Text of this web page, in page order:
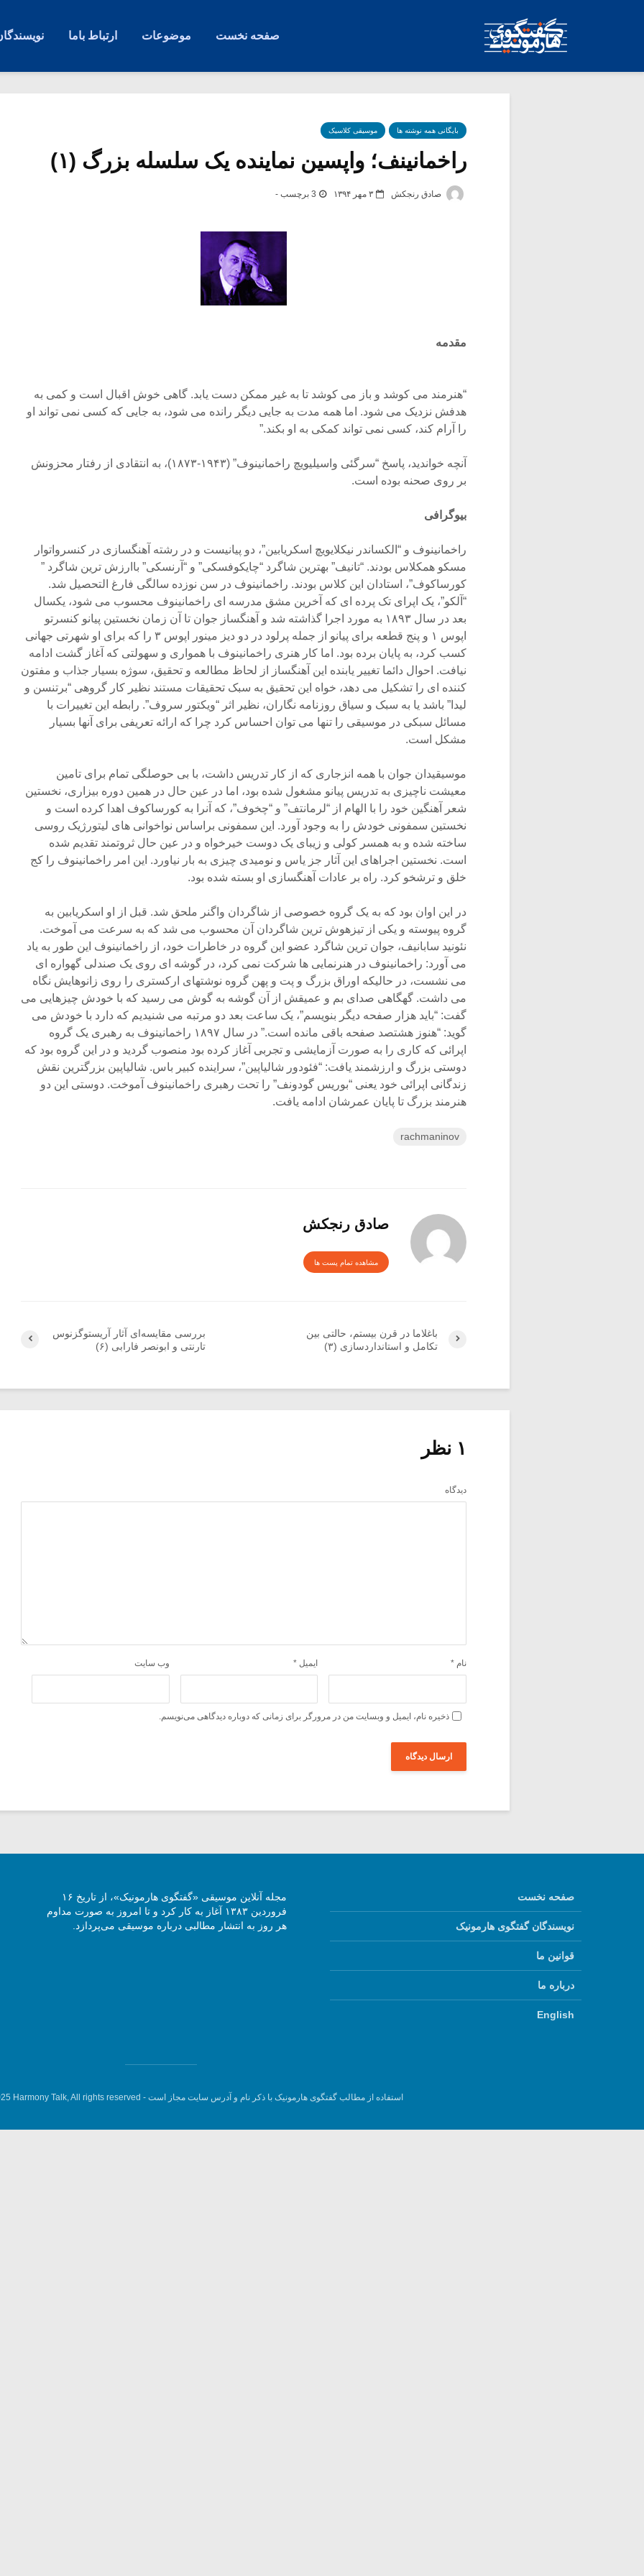
صفحه نخست موضوعات ارتباط باما
بایگانی همه نوشته ها موسیقی کلاسیک
راخمانینف؛ واپسین نماینده یک سلسله بزرگ (۱)
صادق رنجکش ۳ مهر ۱۳۹۴ 3 برچسب -
مقدمه
“هنرمند می کوشد و باز می کوشد تا به غیر ممکن دست یابد. گاهی خوش اقبال است و کمی به
هدفش نزدیک می شود. اما همه مدت به جایی دیگر رانده می شود، به جایی که کسی نمی تواند او
را آرام کند، کسی نمی تواند کمکی به او بکند.”
آنچه خواندید، پاسخ “سرگئی واسیلیویچ راخمانینوف” (۱۹۴۳-۱۸۷۳)، به انتقادی از رفتار محزونش
بر روی صحنه بوده است.
بیوگرافی
راخمانینوف و “الکساندر نیکلایویچ اسکریابین”، دو پیانیست و در رشته آهنگسازی در کنسرواتوار
مسکو همکلاس بودند. “تانیف” بهترین شاگرد “چایکوفسکی” و “آرنسکی” باارزش ترین شاگرد ”
کورساکوف”، استادان این کلاس بودند. راخمانینوف در سن نوزده سالگی فارغ التحصیل شد.
“آلکو”، یک اپرای تک پرده ای که آخرین مشق مدرسه ای راخمانینوف محسوب می شود، یکسال
بعد در سال ۱۸۹۳ به مورد اجرا گذاشته شد و آهنگساز جوان تا آن زمان نخستین پیانو کنسرتو
اپوس ۱ و پنج قطعه برای پیانو از جمله پرلود در دو دیز مینور اپوس ۳ را که برای او شهرتی جهانی
کسب کرد، به پایان برده بود. اما کار هنری راخمانینوف با همواری و سهولتی که آغاز گشت ادامه
نیافت. احوال دائما تغییر یابنده این آهنگساز از لحاظ مطالعه و تحقیق، سوژه بسیار جذاب و مفتون
کننده ای را تشکیل می دهد، خواه این تحقیق به سبک تحقیقات مستند نظیر کار گروهی “برتنسن و
لیدا” باشد یا به سبک و سیاق روزنامه نگاران، نظیر اثر “ویکتور سروف”. رابطه این تغییرات با
مسائل سبکی در موسیقی را تنها می توان احساس کرد چرا که ارائه تعریفی برای آنها بسیار
مشکل است.
موسیقیدان جوان با همه انزجاری که از کار تدریس داشت، با بی حوصلگی تمام برای تامین
معیشت ناچیزی به تدریس پیانو مشغول شده بود، اما در عین حال در همین دوره بیزاری، نخستین
شعر آهنگین خود را با الهام از “لرمانتف” و “چخوف”، که آنرا به کورساکوف اهدا کرده است و
نخستین سمفونی خودش را به وجود آورد. این سمفونی براساس نواخوانی های لیتورژیک روسی
ساخته شده و به همسر کولی و زیبای یک دوست خیرخواه و در عین حال ثروتمند تقدیم شده
است. نخستین اجراهای این آثار جز یاس و نومیدی چیزی به بار نیاورد. این امر راخمانینوف را کج
خلق و ترشخو کرد. راه بر عادات آهنگسازی او بسته شده بود.
در این اوان بود که به یک گروه خصوصی از شاگردان واگنر ملحق شد. قبل از او اسکریابین به
گروه پیوسته و یکی از تیزهوش ترین شاگردان آن محسوب می شد که به سرعت می آموخت.
نئونید سابانیف، جوان ترین شاگرد عضو این گروه در خاطرات خود، از راخمانینوف این طور به یاد
می آورد: راخمانینوف در هنرنمایی ها شرکت نمی کرد، در گوشه ای روی یک صندلی گهواره ای
می نشست، در حالیکه اوراق بزرگ و پت و پهن گروه نوشتهای ارکستری را روی زانوهایش نگاه
می داشت. گهگاهی صدای بم و عمیقش از آن گوشه به گوش می رسید که با خودش چیزهایی می
گفت: “باید هزار صفحه دیگر بنویسم”، یک ساعت بعد دو مرتبه می شنیدیم که دارد با خودش می
گوید: “هنوز هشتصد صفحه باقی مانده است.” در سال ۱۸۹۷ راخمانینوف به رهبری یک گروه
اپرائی که کاری را به صورت آزمایشی و تجربی آغاز کرده بود منصوب گردید و در این گروه بود که
دوستی بزرگ و ارزشمند یافت: “فئودور شالیاپین”، سراینده کبیر باس. شالیاپین بزرگترین نقش
زندگانی اپرائی خود یعنی “بوریس گودونف” را تحت رهبری راخمانینوف آموخت. دوستی این دو
هنرمند بزرگ تا پایان عمرشان ادامه یافت.
rachmaninov
صادق رنجکش
مشاهده تمام پست ها
بررسی مقایسه‌ای آثار آریستوگزنوس
تارنتی و ابونصر فارابی (۶)
باغلاما در قرن بیستم، حالتی بین
تکامل و استانداردسازی (۳)
۱ نظر
دیدگاه
نام * ایمیل * وب‌ سایت
ذخیره نام، ایمیل و وبسایت من در مرورگر برای زمانی که دوباره دیدگاهی می‌نویسم.
صفحه نخست
نویسندگان گفتگوی هارمونیک
قوانین ما
درباره ما
English
مجله آنلاین موسیقی «گفتگوی هارمونیک»، از تاریخ ۱۶
فروردین ۱۳۸۳ آغاز به کار کرد و تا امروز به صورت مداوم
هر روز به انتشار مطالبی درباره موسیقی می‌پردازد.
استفاده از مطالب گفتگوی هارمونیک با ذکر نام و آدرس سایت مجاز است - Harmony Talk, All rights reserved.